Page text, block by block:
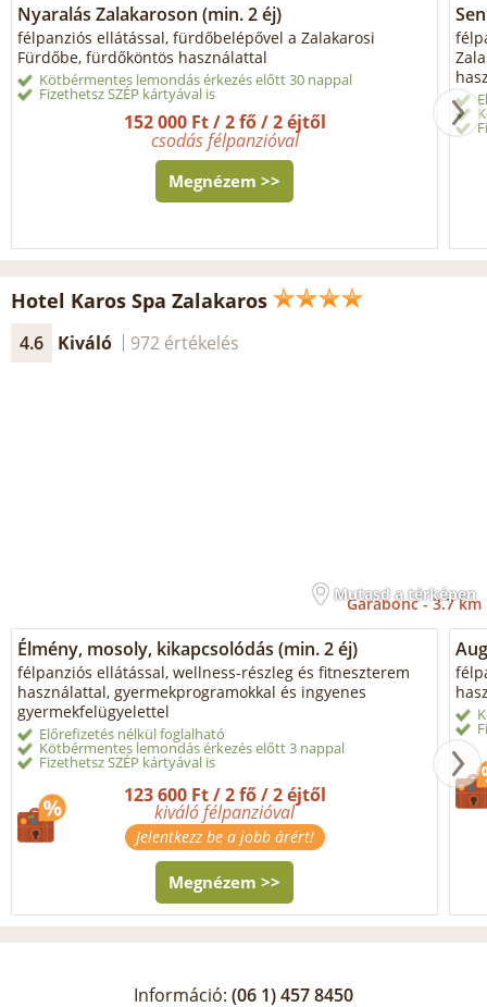
Nyaralás Zalakaroson (min. 2 éj)
félpanziós ellátással, fürdőbelépővel a Zalakarosi
Fürdőbe, fürdőköntös használattal
Kötbérmentes lemondás érkezés előtt 30 nappal
Fizethetsz SZÉP kártyával is
152 000 Ft / 2 fő / 2 éjtől
csodás félpanzióval
Megnézem >>
Hotel Karos Spa Zalakaros
4.6 Kiváló 972 értékelés
Mutasd a térképen
Garabonc -3.7 km
Élmény, mosoly, kikapcsolódás (min. 2 éj)
félpanziós ellátással, wellness-részleg és fitneszterem
használattal, gyermekprogramokkal és ingyenes
gyermekfelügyelettel
Előrefizetés nélkül foglalható
Kötbérmentes lemondás érkezés előtt 3 nappal
Fizethetsz SZÉP kártyával is
123 600 Ft / 2 fő / 2 éjtől
kiváló félpanzióval
Jelentkezz be a jobb árért!
Megnézem >>
Információ: (06 1) 457 8450